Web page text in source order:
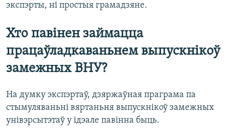
экспэрты, ні простыя грамадзяне.
Хто павінен займацца
працаўладкаваньнем выпускнікоў
замежных ВНУ?
На думку экспэртаў, дзяржаўная праграма па
стымуляваньні вяртаньня выпускнікоў замежных
унівэрсытэтаў у ідэале павінна быць.